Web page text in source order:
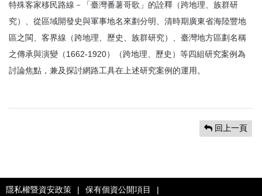
特殊客家移民路線－「臺灣番薯哥歌」的詮釋（跨地理、族群研
究）、從區域開發史與軍事地名來劃分明、清時期廣東省海陸豐地
區之閩、客界線（跨地理、歷史、族群研究）、臺灣地方區劃名稱
之傳承與演變（1662-1920）（跨地理、歷史）等四組研究案例為
討論焦點，兼及探討網路工具在上述研究案例的運用。
回上一頁
隱私權暨資安政策 | 保有個資公開項目
|